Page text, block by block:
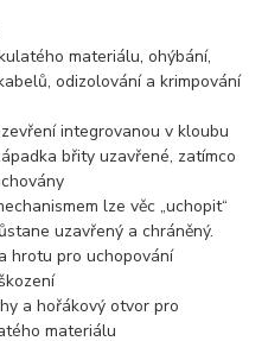
materiálu, ohýbání,
odizolování a krimpování
integrovanou v kloubu
břity uzavřené, zatímco
lze věc „uchopit“
uzavřený a chráněný.
hrotu pro uchopování
a hořákový otvor pro
materiálu